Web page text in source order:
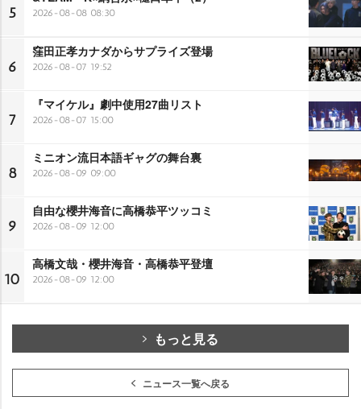
5 2026-08-08 08:30
6
窪田正孝カナダからサプライズ登場
2026-08-07 19:52
7
『マイケル』劇中使用27曲リスト
2026-08-07 15:00
8
ミニオン流日本語ギャグの舞台裏
2026-08-09 09:00
9
自由な櫻井海音に高橋恭平ツッコミ
2026-08-09 12:00
10
高橋文哉・櫻井海音・高橋恭平登壇
2026-08-09 12:00
もっと見る
ニュース一覧へ戻る